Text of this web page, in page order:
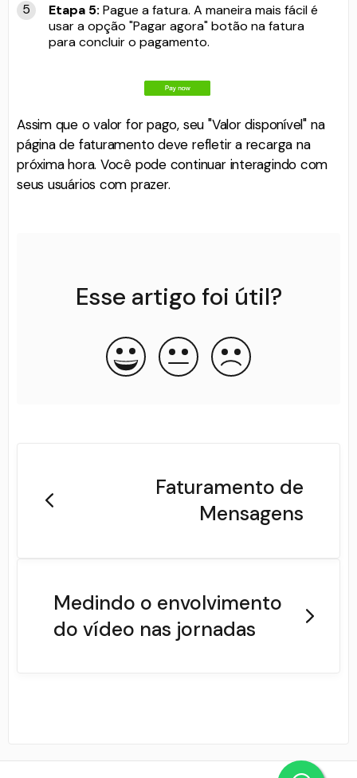
Etapa 5: Pague a fatura. A maneira mais fácil é
usar a opção "Pagar agora" botão na fatura
para concluir o pagamento.
Assim que o valor for pago, seu "Valor disponível" na
página de faturamento deve refletir a recarga na
próxima hora. Você pode continuar interagindo com
seus usuários com prazer.
Esse artigo foi útil?
Faturamento de
Mensagens
Medindo o envolvimento
do vídeo nas jornadas